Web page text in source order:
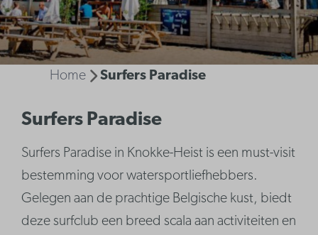
Home Surfers Paradise
Surfers Paradise
Surfers Paradise in Knokke-Heist is een must-visit
bestemming voor watersportliefhebbers.
Gelegen aan de prachtige Belgische kust, biedt
deze surfclub een breed scala aan activiteiten en